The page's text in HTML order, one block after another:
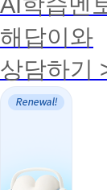
해답이와
상담하기